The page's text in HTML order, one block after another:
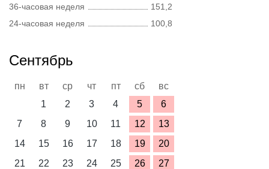
36-часовая неделя
151,2
24-часовая неделя
100,8
Сентябрь
пн вт ср чт пт сб
вс
1
2 3 4 5
6
7
8 9 10 11 12
13
14
15 16 17 18 19
20
21
22 23 24 25 26
27